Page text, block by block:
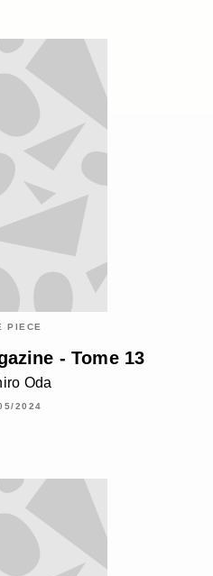
PIECE
- Tome 13
Oda
2024